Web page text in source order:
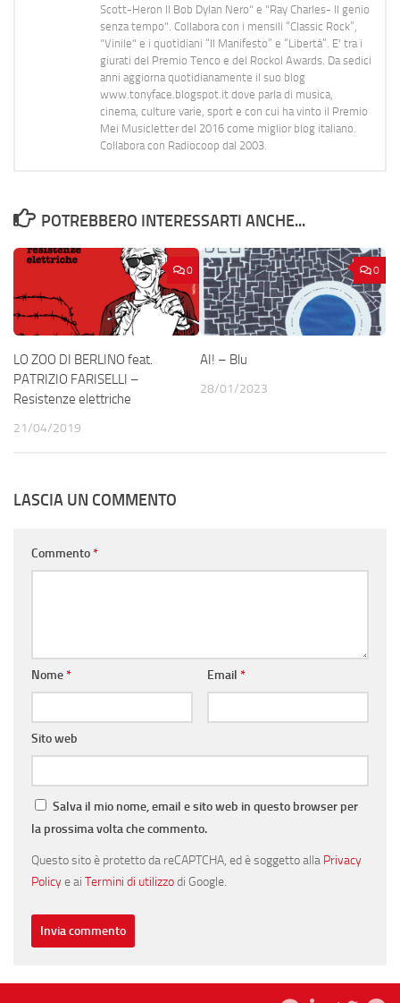
Scott-Heron Il Bob Dylan Nero" e "Ray Charles- Il genio
senza tempo". Collabora con i mensili “Classic Rock”,
"Vinile" e i quotidiani “Il Manifesto” e “Libertà”. E' tra i
giurati del Premio Tenco e del Rockol Awards. Da sedici
anni aggiorna quotidianamente il suo blog
www.tonyface.blogspot.it dove parla di musica,
cinema, culture varie, sport e con cui ha vinto il Premio
Mei Musicletter del 2016 come miglior blog italiano.
Collabora con Radiocoop dal 2003.
POTREBBERO INTERESSARTI ANCHE...
0
LO ZOO DI BERLINO feat.
PATRIZIO FARISELLI –
Resistenze elettriche
21/04/2019
0
AI! – Blu
28/01/2023
LASCIA UN COMMENTO
Commento*
Nome* Email *
Sito web
Salva il mio nome, email e sito web in questo browser per
la prossima volta che commento.
Questo sito è protetto da reCAPTCHA, ed è soggetto alla Privacy
Policye ai Termini di utilizzodi Google.